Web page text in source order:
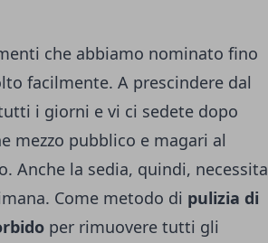
che abbiamo nominato fino
facilmente. A prescindere dal
i giorni e vi ci sedete dopo
mezzo pubblico e magari al
Anche la sedia, quindi, necessita
Come metodo di pulizia di
per rimuovere tutti gli